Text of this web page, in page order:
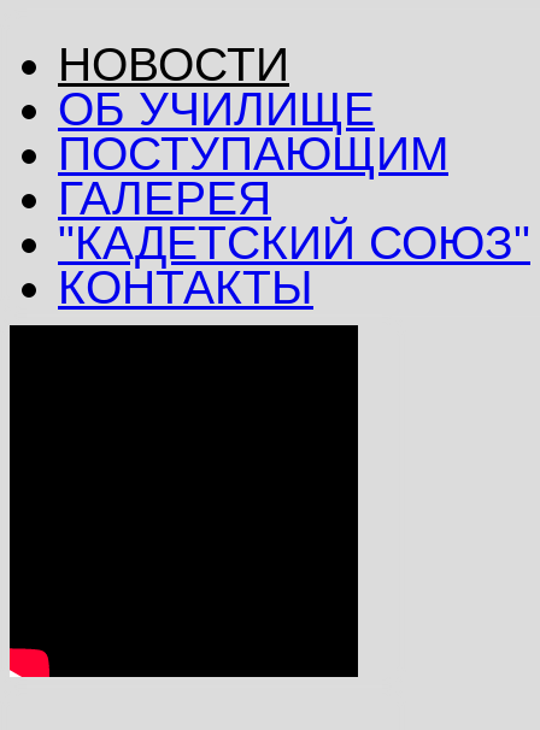
НОВОСТИ
ОБ УЧИЛИЩЕ
ПОСТУПАЮЩИМ
ГАЛЕРЕЯ
"КАДЕТСКИЙ СОЮЗ"
КОНТАКТЫ